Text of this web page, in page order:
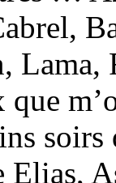
Lama,
que
Elias,